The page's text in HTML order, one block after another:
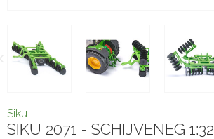
Siku
SIKU 2071 - SCHIJVENEG 1:32